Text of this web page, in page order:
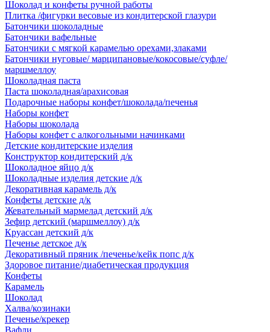
Шоколад и конфеты ручной работы
Плитка /фигурки весовые из кондитерской глазури
Батончики шоколадные
Батончики вафельные
Батончики с мягкой карамелью орехами,злаками
Батончики нуговые/ марципановые/кокосовые/суфле/
маршмеллоу
Шоколадная паста
Паста шоколадная/арахисовая
Подарочные наборы конфет/шоколада/печенья
Наборы конфет
Наборы шоколада
Наборы конфет с алкогольными начинками
Детские кондитерские изделия
Конструктор кондитерский д/к
Шоколадное яйцо д/к
Шоколадные изделия детские д/к
Декоративная карамель д/к
Конфеты детские д/к
Жевательный мармелад детский д/к
Зефир детский (маршмеллоу) д/к
Круассан детский д/к
Печенье детское д/к
Декоративный пряник /печенье/кейк попс д/к
Здоровое питание/диабетическая продукция
Конфеты
Карамель
Шоколад
Халва/козинаки
Печенье/крекер
Вафли